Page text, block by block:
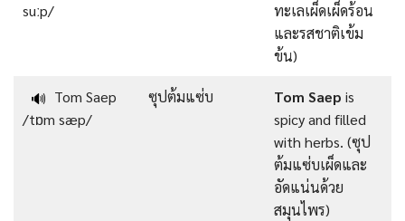
suːp/
ทะเลเผ็ดเผ็ดร้อน
และรสชาติเข้ม
ข้น)
🔊 Tom Saep
/tɒm sæp/
ซุปต้มแซ่บ Tom Saep is
spicy and filled
with herbs. (ซุป
ต้มแซ่บเผ็ดและ
อัดแน่นด้วย
สมุนไพร)